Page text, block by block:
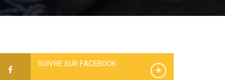
SUIVRE SUR FACEBOOK